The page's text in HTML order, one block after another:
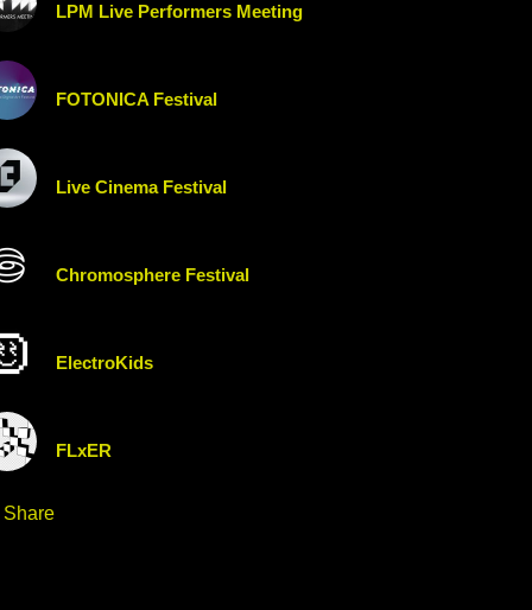
LPM Live Performers Meeting
FOTONICA Festival
Live Cinema Festival
Chromosphere Festival
ElectroKids
FLxER
Share